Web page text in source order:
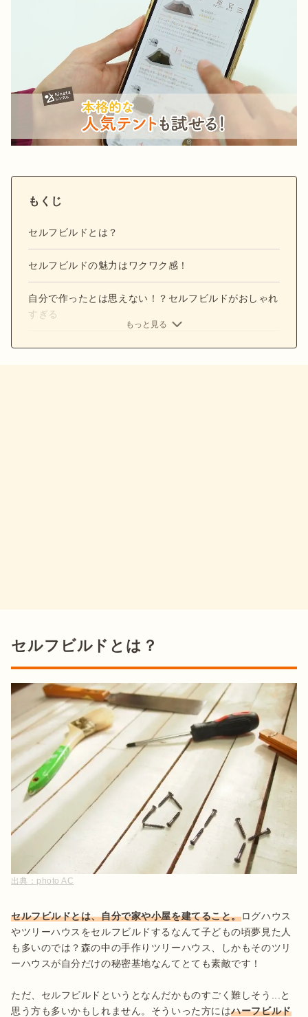
もくじ
セルフビルドとは？
セルフビルドの魅力はワクワク感！
自分で作ったとは思えない！？セルフビルドがおしゃれ
すぎる
もっと見る
セルフビルドとは？
出典： photo AC
セルフビルドとは、自分で家や小屋を建てること。ログハウス
やツリーハウスをセルフビルドするなんて子どもの頃夢見た人
も多いのでは？森の中の手作りツリーハウス、しかもそのツリ
ーハウスが自分だけの秘密基地なんてとても素敵です！
ただ、セルフビルドというとなんだかものすごく難しそう...と
思う方も多いかもしれません。そういった方にはハーフビルド